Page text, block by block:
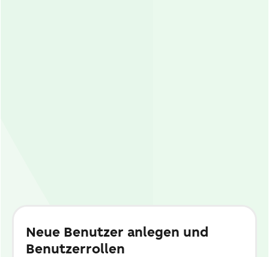
Neue Benutzer anlegen und
Benutzerrollen